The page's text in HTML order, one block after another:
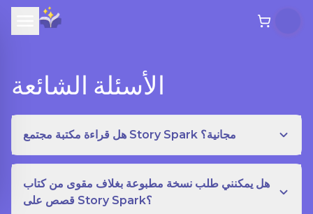
الأسئلة الشائعة
هل قراءة مكتبة مجتمع Story Spark مجانية؟
هل يمكنني طلب نسخة مطبوعة بغلاف مقوى من كتاب
قصص على Story Spark؟